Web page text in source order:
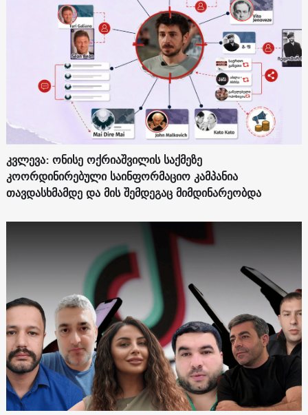
კვლევა: ონისე ოქრიაშვილის საქმეზე
კოორდინირებული საინფორმაციო კამპანია
თავდასხმამდე და მის შემდეგაც მიმდინარეობდა